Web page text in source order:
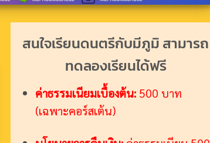
สนใจเรียนดนตรีกับมีภูมิ สามารถ
ทดลองเรียนได้ฟรี
ค่าธรรมเนียมเบื้องต้น: 500 บาท
(เฉพาะคอร์สเต้น)